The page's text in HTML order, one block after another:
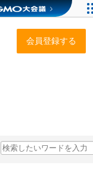
会員登録する